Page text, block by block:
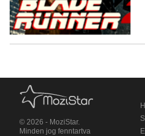
© 2026 - MoziStar.
Minden jog fenntartva